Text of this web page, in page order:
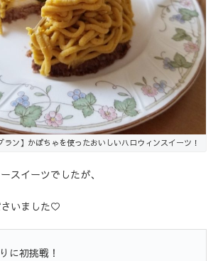
ラン】かぼちゃを使ったおいしいハロウィンスイーツ！
スイーツでしたが、
いました♡
に初挑戦！